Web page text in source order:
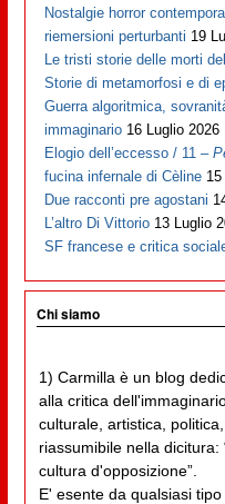
Nostalgie horror
riemersioni perturbanti 19
Le tristi storie delle morti
Storie di metamorfosi e di
Guerra algoritmica,
immaginario 16 Luglio 2026
Elogio dell’eccesso / 11 –
fucina infernale di Cèline
Due racconti pre agostani
L’altro Di Vittorio 13 Luglio
SF francese e critica
Chi siamo
1) Carmilla è un blog
alla critica
culturale, artistica,
riassumibile nella
cultura d'opposizione”.
E' esente da qualsiasi